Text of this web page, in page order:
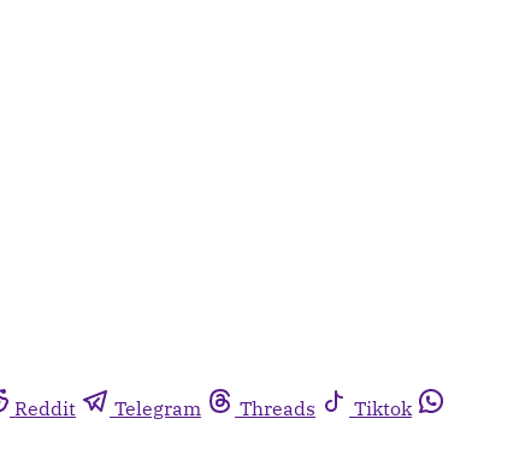
Reddit Telegram Threads
Tiktok